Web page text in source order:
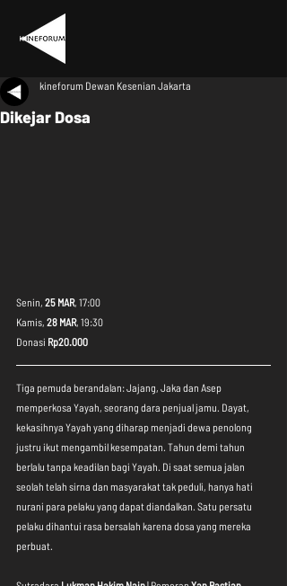
Dikejar Dosa
kineforum Dewan Kesenian Jakarta
Senin, 25 MAR, 17:00
Kamis, 28 MAR, 19:30
Donasi Rp20.000
Tiga pemuda berandalan: Jajang, Jaka dan Asep
memperkosa Yayah, seorang dara penjual jamu. Dayat,
kekasihnya Yayah yang diharap menjadi dewa penolong
justru ikut mengambil kesempatan. Tahun demi tahun
berlalu tanpa keadilan bagi Yayah. Di saat semua jalan
seolah telah sirna dan masyarakat tak peduli, hanya hati
nurani para pelaku yang dapat diandalkan. Satu persatu
pelaku dihantui rasa bersalah karena dosa yang mereka
perbuat.